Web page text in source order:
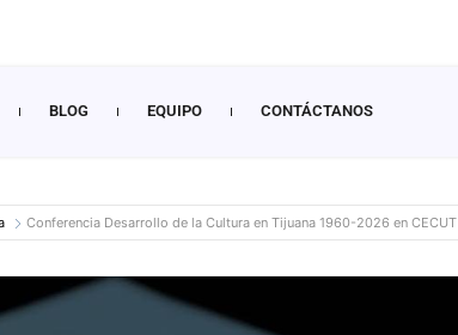
BLOG EQUIPO CONTÁCTANOS
Conferencia Desarrollo de la Cultura en Tijuana 1960-2026 en CECUT